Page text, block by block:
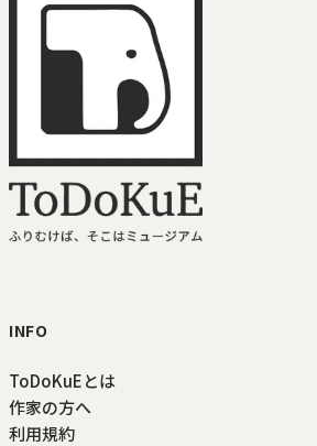
INFO
ToDoKuEとは
作家の方へ
利用規約